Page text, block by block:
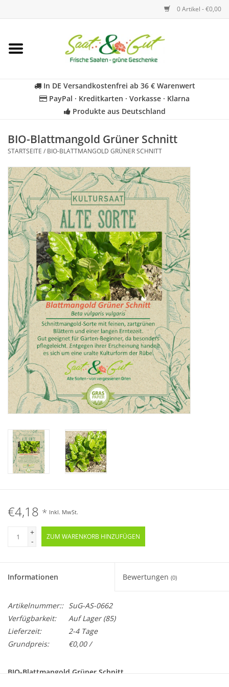
0 Artikel - €0,00
Startseite
Kräuter
Für Kinder
Geschenkideen
Katalog
In DE Versandkostenfrei ab 36 € Warenwert
PayPal · Kreditkarten · Vorkasse · Klarna
Produkte aus Deutschland
BIO-Blattmangold Grüner Schnitt
STARTSEITE / BIO-BLATTMANGOLD GRÜNER SCHNITT
€4,18 * Inkl. MwSt.
+
-
ZUM WARENKORB HINZUFÜGEN
Informationen Bewertungen (0)
Artikelnummer:: SuG-AS-0662
Verfügbarkeit:
Auf Lager(85)
Lieferzeit:
2-4 Tage
Grundpreis:
€0,00 /
BIO-Blattmangold Grüner Schnitt